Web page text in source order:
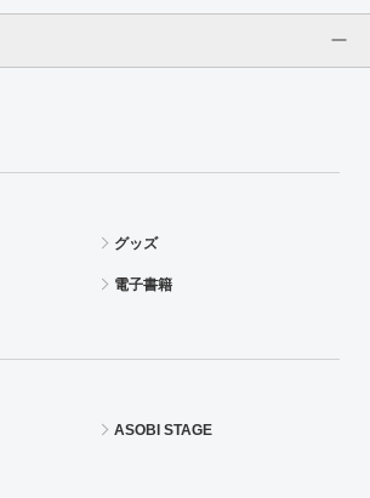
グッズ
電子書籍
ASOBI STAGE